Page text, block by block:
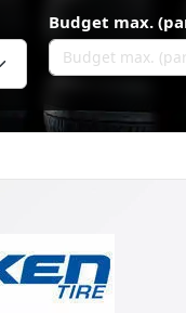
Budget max.